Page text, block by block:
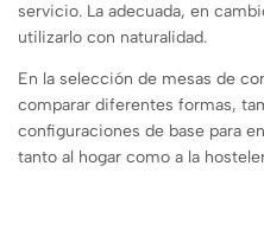
servicio. La adecuada, en
utilizarlo con naturalidad.
En la selección de mesas de
comparar diferentes formas,
configuraciones de base para
tanto al hogar como a la